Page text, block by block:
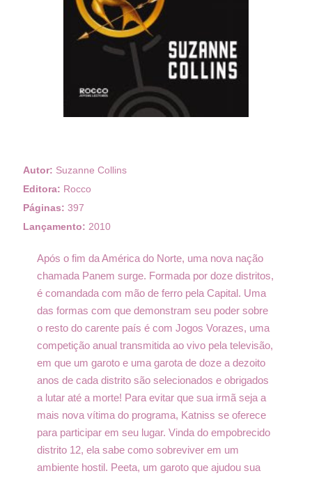
Autor: Suzanne Collins
Editora: Rocco
Páginas: 397
Lançamento: 2010
Após o fim da América do Norte, uma nova nação
chamada Panem surge. Formada por doze distritos,
é comandada com mão de ferro pela Capital. Uma
das formas com que demonstram seu poder sobre
o resto do carente país é com Jogos Vorazes, uma
competição anual transmitida ao vivo pela televisão,
em que um garoto e uma garota de doze a dezoito
anos de cada distrito são selecionados e obrigados
a lutar até a morte! Para evitar que sua irmã seja a
mais nova vítima do programa, Katniss se oferece
para participar em seu lugar. Vinda do empobrecido
distrito 12, ela sabe como sobreviver em um
ambiente hostil. Peeta, um garoto que ajudou sua